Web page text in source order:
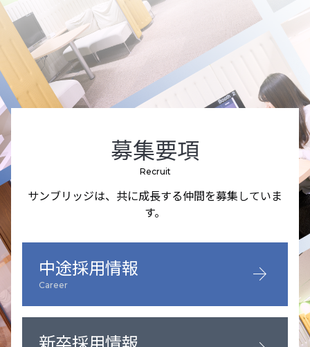
募集要項
Recruit
サンブリッジは、共に成長する仲間を募集していま
す。
中途採用情報
Career arrow_forward
新卒採用情報